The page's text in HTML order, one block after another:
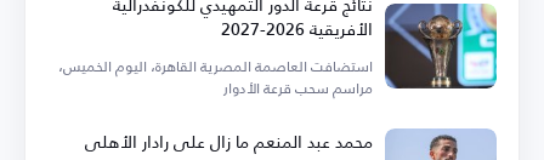
الأفريقية 2026-2027
استضافت العاصمة المصرية القاهرة، اليوم الخميس،
مراسم سحب قرعة الأدوار
محمد عبد المنعم ما زال على رادار الأهلي